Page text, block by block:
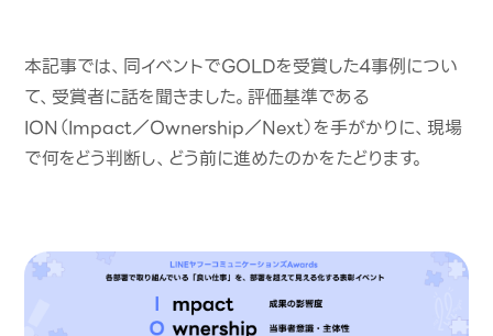
本記事では、同イベントでGOLDを受賞した4事例につい
て、受賞者に話を聞きました。評価基準である
ION（Impact／Ownership／Next）を手がかりに、現場
で何をどう判断し、どう前に進めたのかをたどります。